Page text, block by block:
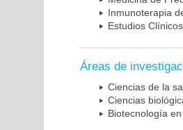
Inmunoterapia
Estudios Clínicos
Áreas de
Ciencias de la
Ciencias
Biotecnología